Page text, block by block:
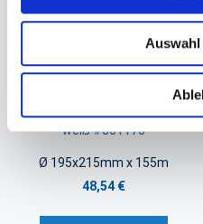
Handtuchpapier Rolle 2-lagig
weiß #861175
Ø 195x215mm x 155m
48,54 €